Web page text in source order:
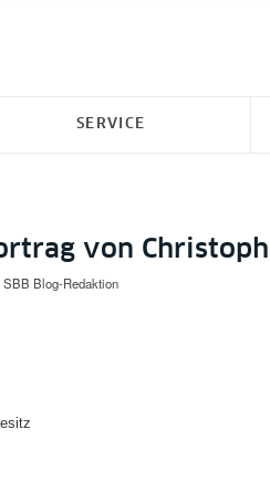
SERVICE
von
SBB Blog-Redaktion